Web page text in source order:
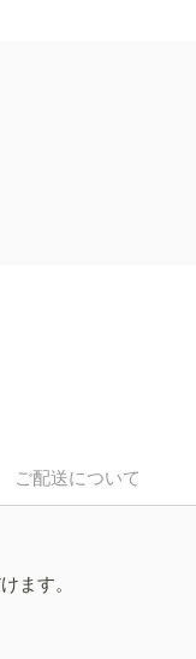
ご配送について
ます。